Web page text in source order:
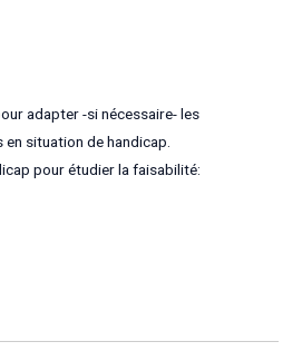
adapter -si nécessaire- les
situation de handicap.
pour étudier la faisabilité: